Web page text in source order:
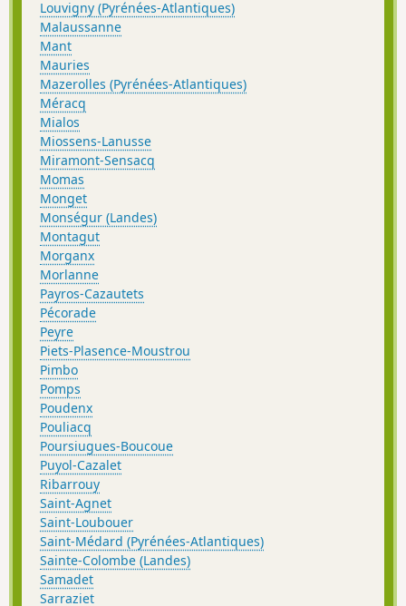
Louvigny (Pyrénées-Atlantiques)
Malaussanne
Mant
Mauries
Mazerolles (Pyrénées-Atlantiques)
Méracq
Mialos
Miossens-Lanusse
Miramont-Sensacq
Momas
Monget
Monségur (Landes)
Montagut
Morganx
Morlanne
Payros-Cazautets
Pécorade
Peyre
Piets-Plasence-Moustrou
Pimbo
Pomps
Poudenx
Pouliacq
Poursiugues-Boucoue
Puyol-Cazalet
Ribarrouy
Saint-Agnet
Saint-Loubouer
Saint-Médard (Pyrénées-Atlantiques)
Sainte-Colombe (Landes)
Samadet
Sarraziet